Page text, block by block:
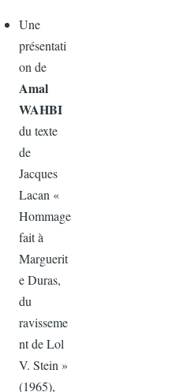
Une
présentati
on de
Amal
WAHBI
du texte
de
Jacques
Lacan «
Hommage
fait à
Marguerit
e Duras,
du
ravisseme
nt de Lol
V. Stein »
(1965),